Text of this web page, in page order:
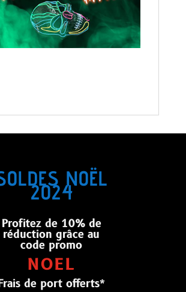
NOËL
2024
Profitez de 10% de
réduction grâce au
code promo
NOEL
de port offerts*